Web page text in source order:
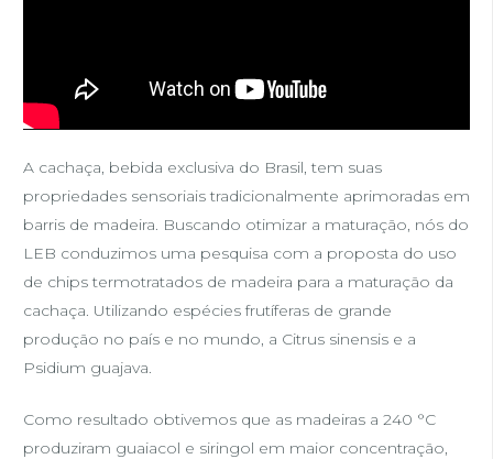
A cachaça, bebida exclusiva do Brasil, tem suas
propriedades sensoriais tradicionalmente aprimoradas em
barris de madeira. Buscando otimizar a maturação, nós do
LEB conduzimos uma pesquisa com a proposta do uso
de chips termotratados de madeira para a maturação da
cachaça. Utilizando espécies frutíferas de grande
produção no país e no mundo, a Citrus sinensis e a
Psidium guajava.
Como resultado obtivemos que as madeiras a 240 °C
produziram guaiacol e siringol em maior concentração,